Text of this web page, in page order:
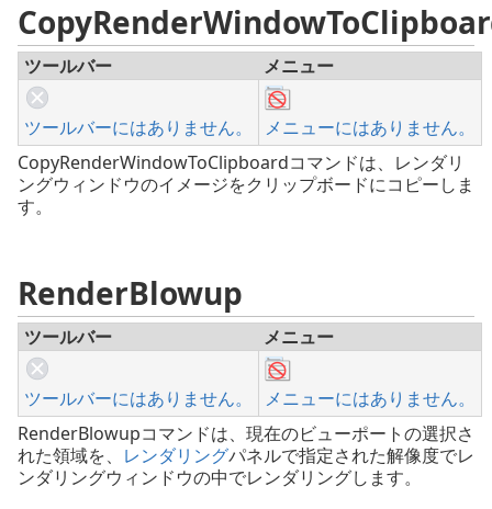
ツールバー メニュー
ツールバーにはありません。
メニューにはありません。
CopyRenderWindowToClipboardコマンドは、レンダリ
ングウィンドウのイメージをクリップボードにコピーしま
す。
RenderBlowup
ツールバー メニュー
ツールバーにはありません。
メニューにはありません。
RenderBlowupコマンドは、現在のビューポートの選択さ
れた領域を、 レンダリングパネルで指定された解像度でレ
ンダリングウィンドウの中でレンダリングします。